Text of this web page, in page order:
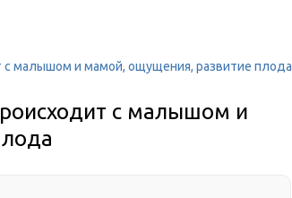
с малышом и мамой, ощущения, развитие плода
с малышом и